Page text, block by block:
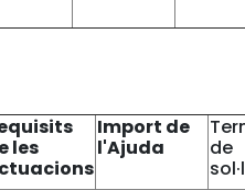
les
Import de
l'Ajuda
de